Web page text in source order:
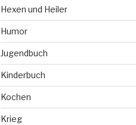
Hexen und Heiler
Humor
Jugendbuch
Kinderbuch
Kochen
Krieg